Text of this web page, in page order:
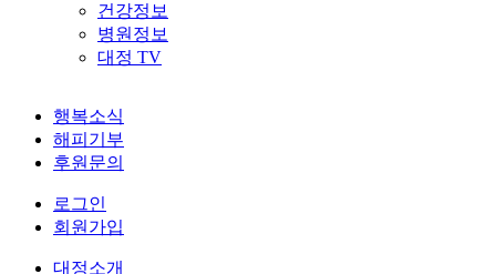
건강정보
병원정보
대정 TV
행복소식
해피기부
후원문의
로그인
회원가입
대정소개